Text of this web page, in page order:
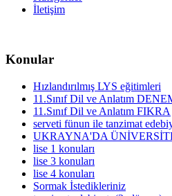
İletişim
Konular
Hızlandırılmış LYS eğitimleri
11.Sınıf Dil ve Anlatım
11.Sınıf Dil ve Anlatım FIKRA
serveti fünun ile tanzimat
UKRAYNA'DA
lise 1 konuları
lise 3 konuları
lise 4 konuları
Sormak İstedikleriniz